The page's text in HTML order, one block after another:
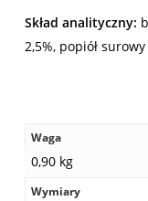
Skład analityczny:
2,5%, popiół
Waga
0,90 kg
Wymiary